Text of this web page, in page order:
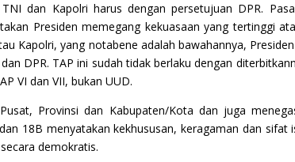
dan Kapolri harus dengan persetujuan DPR.
Presiden memegang kekuasaan yang tertinggi
Kapolri, yang notabene adalah bawahannya,
DPR. TAP ini sudah tidak berlaku dengan
VI dan VII, bukan UUD.
Provinsi dan Kabupaten/Kota dan juga
18B menyatakan kekhususan, keragaman dan sifat
demokratis.